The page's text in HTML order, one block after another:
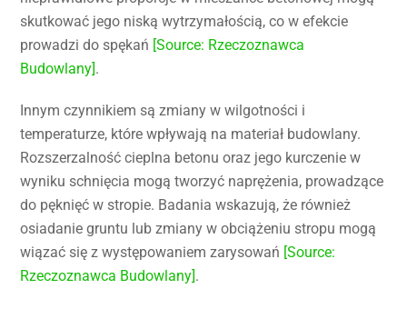
skutkować jego niską wytrzymałością, co w efekcie
prowadzi do spękań [Source: Rzeczoznawca
Budowlany].
Innym czynnikiem są zmiany w wilgotności i
temperaturze, które wpływają na materiał budowlany.
Rozszerzalność cieplna betonu oraz jego kurczenie w
wyniku schnięcia mogą tworzyć naprężenia, prowadzące
do pęknięć w stropie. Badania wskazują, że również
osiadanie gruntu lub zmiany w obciążeniu stropu mogą
wiązać się z występowaniem zarysowań [Source:
Rzeczoznawca Budowlany].